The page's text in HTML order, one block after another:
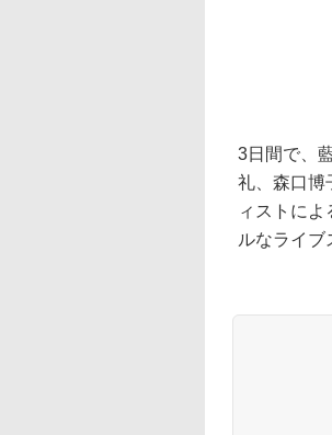
3日間で、
礼、森口博
ィストに
ルなライブ